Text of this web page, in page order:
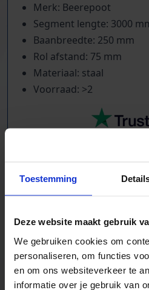
Toestemming
Deze website maakt gebruik
We gebruiken cookies om
personaliseren, om functies
en om ons websiteverkeer te
informatie over je gebruik van
Merk: Beerepoot
Segment lengte: 3000
Baanbreedte: 250 mm
Rol afstand: 75 mm
Materiaal: staal
Voorraad: >2
Kilometers rollenbaan
Bochten,
Nieuw & gebruikt
Voor talloze
Pakjes, doosjes, kratjes,